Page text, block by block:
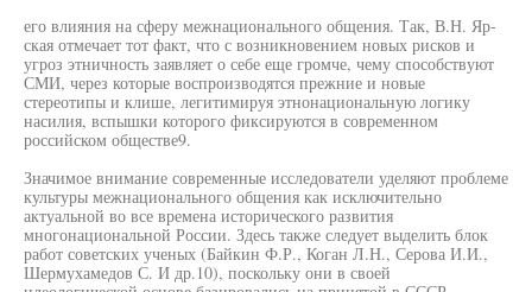
его влияния на сферу межнационального общения. Так, В.Н. Яр-
ская отмечает тот факт, что с возникновением новых рисков и
угроз этничность заявляет о себе еще громче, чему способствуют
СМИ, через которые воспроизводятся прежние и новые
стереотипы и клише, легитимируя этнонациональную логику
насилия, вспышки которого фиксируются в современном
российском обществе9.
Значимое внимание современные исследователи уделяют проблеме
культуры межнационального общения как исключительно
актуальной во все времена исторического развития
многонациональной России. Здесь также следует выделить блок
работ советских ученых (Байкин Ф.Р., Коган Л.Н., Серова И.И.,
Шермухамедов С. И др.10), поскольку они в своей